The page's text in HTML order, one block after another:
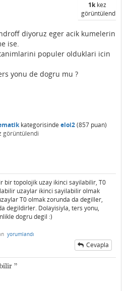
1kkez
görüntülendi
diyoruz eger acik kumelerin
ise.
populer olduklari icin
yonu de dogru mu ?
kategorisinde eloi2(857 puan)
görüntülendi
bir topolojik uzay ikinci sayilabilir, T0
uzaylar ikinci sayilabilir olmak
T0 olmak zorunda da degiller,
degildirler. Dolayisiyla, ters yonu,
dogru degil :)
yorumlandı
Cevapla
"